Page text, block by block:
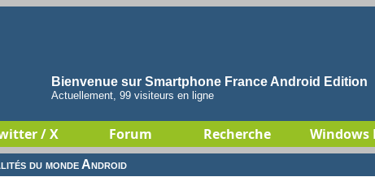
Bienvenue sur Smartphone France Android Edition
Actuellement, 99 visiteurs en ligne
/ X Forum Recherche Windows
du monde Android